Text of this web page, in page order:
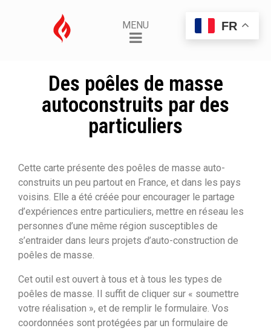
MENU
Des poêles de masse
autoconstruits par des
particuliers
Cette carte présente des poêles de masse auto-
construits un peu partout en France, et dans les pays
voisins. Elle a été créée pour encourager le partage
d’expériences entre particuliers, mettre en réseau les
personnes d’une même région susceptibles de
s’entraider dans leurs projets d’auto-construction de
poêles de masse.
Cet outil est ouvert à tous et à tous les types de
poêles de masse. Il suffit de cliquer sur « soumettre
votre réalisation », et de remplir le formulaire. Vos
coordonnées sont protégées par un formulaire de
FR